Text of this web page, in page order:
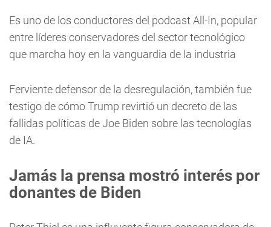
Es uno de los conductores del podcast All-In, popular
entre líderes conservadores del sector tecnológico
que marcha hoy en la vanguardia de la industria
Ferviente defensor de la desregulación, también fue
testigo de cómo Trump revirtió un decreto de las
fallidas políticas de Joe Biden sobre las tecnologías
de IA.
Jamás la prensa mostró interés por
donantes de Biden